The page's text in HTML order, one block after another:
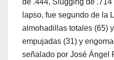
de .444, Slugging de
lapso, fue segundo de la
almohadillas totales (65)
empujadas (31) y
señalado por José Ángel